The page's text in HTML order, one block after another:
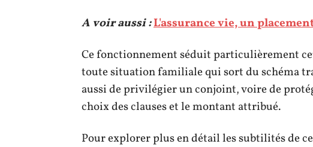
A voir aussi :L'assurance vie, un
Ce fonctionnement séduit particulièrement
toute situation familiale qui sort du schéma
aussi de privilégier un conjoint, voire de
choix des clauses et le montant attribué.
Pour explorer plus en détail les subtilités de